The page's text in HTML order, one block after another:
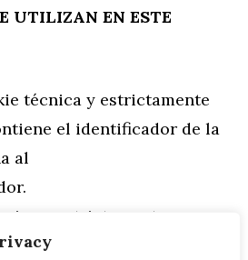
UTILIZAN EN ESTE
técnica y estrictamente
el identificador de la
al
y estrictamente
el idioma de la